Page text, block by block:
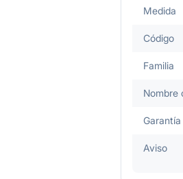
Medida
Código
Familia
Nombre
Garantía
Aviso